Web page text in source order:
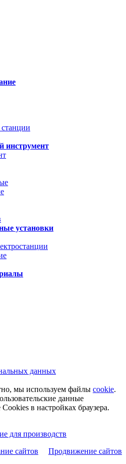
инструмент
установки
данных
мы используем файлы cookie.
данные
в настройках браузера.
для производств
сайтов
Продвижение сайтов